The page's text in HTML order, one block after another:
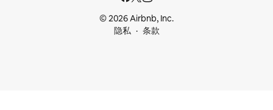
© 2026 Airbnb, Inc.
隐私
条款